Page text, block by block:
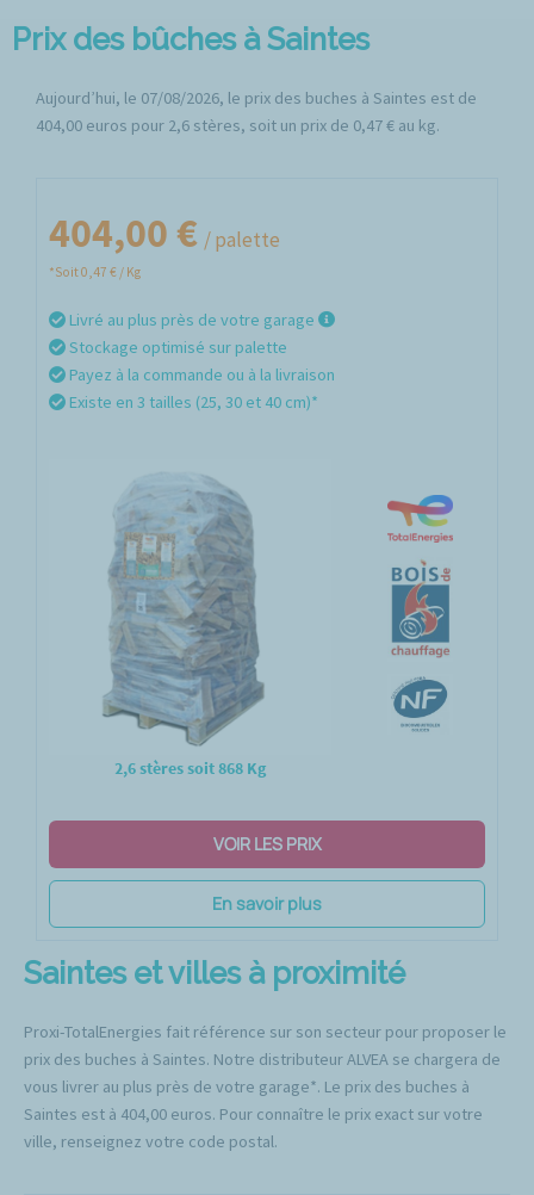
Prix des bûches à Saintes
Aujourd’hui, le 07/08/2026, le prix des buches à Saintes est de
404,00 euros pour 2,6 stères, soit un prix de 0,47 € au kg.
2,6 stères soit 868 Kg
404,00 € / palette
*Soit 0,47 € / Kg
Livré au plus près de votre garage
Stockage optimisé sur palette
Payez à la commande ou à la livraison
Existe en 3 tailles (25, 30 et 40 cm)*
VOIR LES PRIX
En savoir plus
Saintes et villes à proximité
Proxi-TotalEnergies fait référence sur son secteur pour proposer le
prix des buches à Saintes. Notre distributeur ALVEA se chargera de
vous livrer au plus près de votre garage*. Le prix des buches à
Saintes est à 404,00 euros. Pour connaître le prix exact sur votre
ville, renseignez votre code postal.